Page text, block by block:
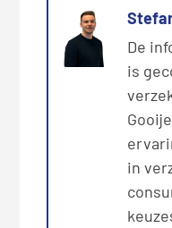
De
is
in